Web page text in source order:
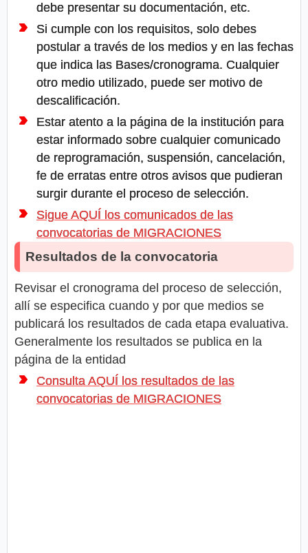
debe presentar su documentación, etc.
Si cumple con los requisitos, solo debes
postular a través de los medios y en las fechas
que indica las Bases/cronograma. Cualquier
otro medio utilizado, puede ser motivo de
descalificación.
Estar atento a la página de la institución para
estar informado sobre cualquier comunicado
de reprogramación, suspensión, cancelación,
fe de erratas entre otros avisos que pudieran
surgir durante el proceso de selección.
Sigue AQUÍ los comunicados de las
convocatorias de MIGRACIONES
Resultados de la convocatoria
Revisar el cronograma del proceso de selección,
allí se especifica cuando y por que medios se
publicará los resultados de cada etapa evaluativa.
Generalmente los resultados se publica en la
página de la entidad
Consulta AQUÍ los resultados de las
convocatorias de MIGRACIONES